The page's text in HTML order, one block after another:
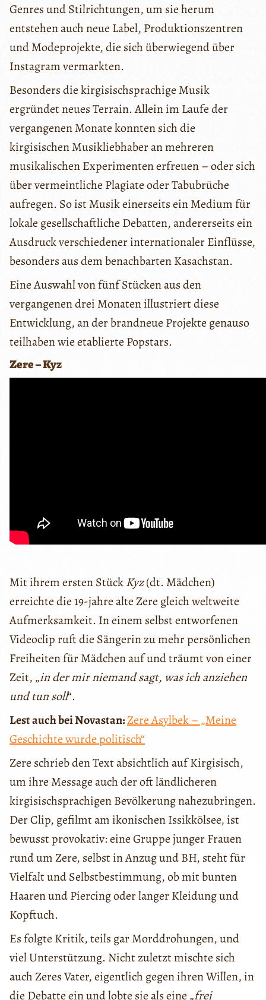
Genres und Stilrichtungen, um sie herum
entstehen auch neue Label, Produktionszentren
und Modeprojekte, die sich überwiegend über
Instagram vermarkten.
Besonders die kirgisischsprachige Musik
ergründet neues Terrain. Allein im Laufe der
vergangenen Monate konnten sich die
kirgisischen Musikliebhaber an mehreren
musikalischen Experimenten erfreuen – oder sich
über vermeintliche Plagiate oder Tabubrüche
aufregen. So ist Musik einerseits ein Medium für
lokale gesellschaftliche Debatten, andererseits ein
Ausdruck verschiedener internationaler Einflüsse,
besonders aus dem benachbarten Kasachstan.
Eine Auswahl von fünf Stücken aus den
vergangenen drei Monaten illustriert diese
Entwicklung, an der brandneue Projekte genauso
teilhaben wie etablierte Popstars.
Zere – Kyz
Mit ihrem ersten StückKyz(dt. Mädchen)
erreichte die 19-jahre alte Zere gleich weltweite
Aufmerksamkeit. In einem selbst entworfenen
Videoclip ruft die Sängerin zu mehr persönlichen
Freiheiten für Mädchen auf und träumt von einer
Zeit, „in der mir niemand sagt, was ich anziehen
und tun soll“.
Lest auch bei Novastan:Zere Asylbek – „Meine
Geschichte wurde politisch“
Zere schrieb den Text absichtlich auf Kirgisisch,
um ihre Message auch der oft ländlicheren
kirgisischsprachigen Bevölkerung nahezubringen.
Der Clip, gefilmt am ikonischen Issikkölsee, ist
bewusst provokativ: eine Gruppe junger Frauen
rund um Zere, selbst in Anzug und BH, steht für
Vielfalt und Selbstbestimmung, ob mit bunten
Haaren und Piercing oder langer Kleidung und
Kopftuch.
Es folgte Kritik, teils gar Morddrohungen, und
viel Unterstützung. Nicht zuletzt mischte sich
auch Zeres Vater, eigentlich gegen ihren Willen, in
die Debatte ein und lobte sie als eine „frei